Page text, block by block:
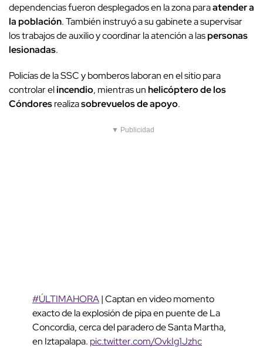
dependencias fueron desplegados en la zona paraatender a
la población. También instruyó a su gabinete a supervisar
los trabajos de auxilio y coordinar la atención a laspersonas
lesionadas.
Policías de la SSC y bomberos laboran en el sitio para
controlar elincendio, mientras unhelicóptero de los
Cóndoresrealizasobrevuelos de apoyo.
▼ Publicidad
#ÚLTIMAHORA| Captan en video momento
exacto de la explosión de pipa en puente de La
Concordia, cerca del paradero de Santa Martha,
en Iztapalapa. pic.twitter.com/OvkIg1Jzhc